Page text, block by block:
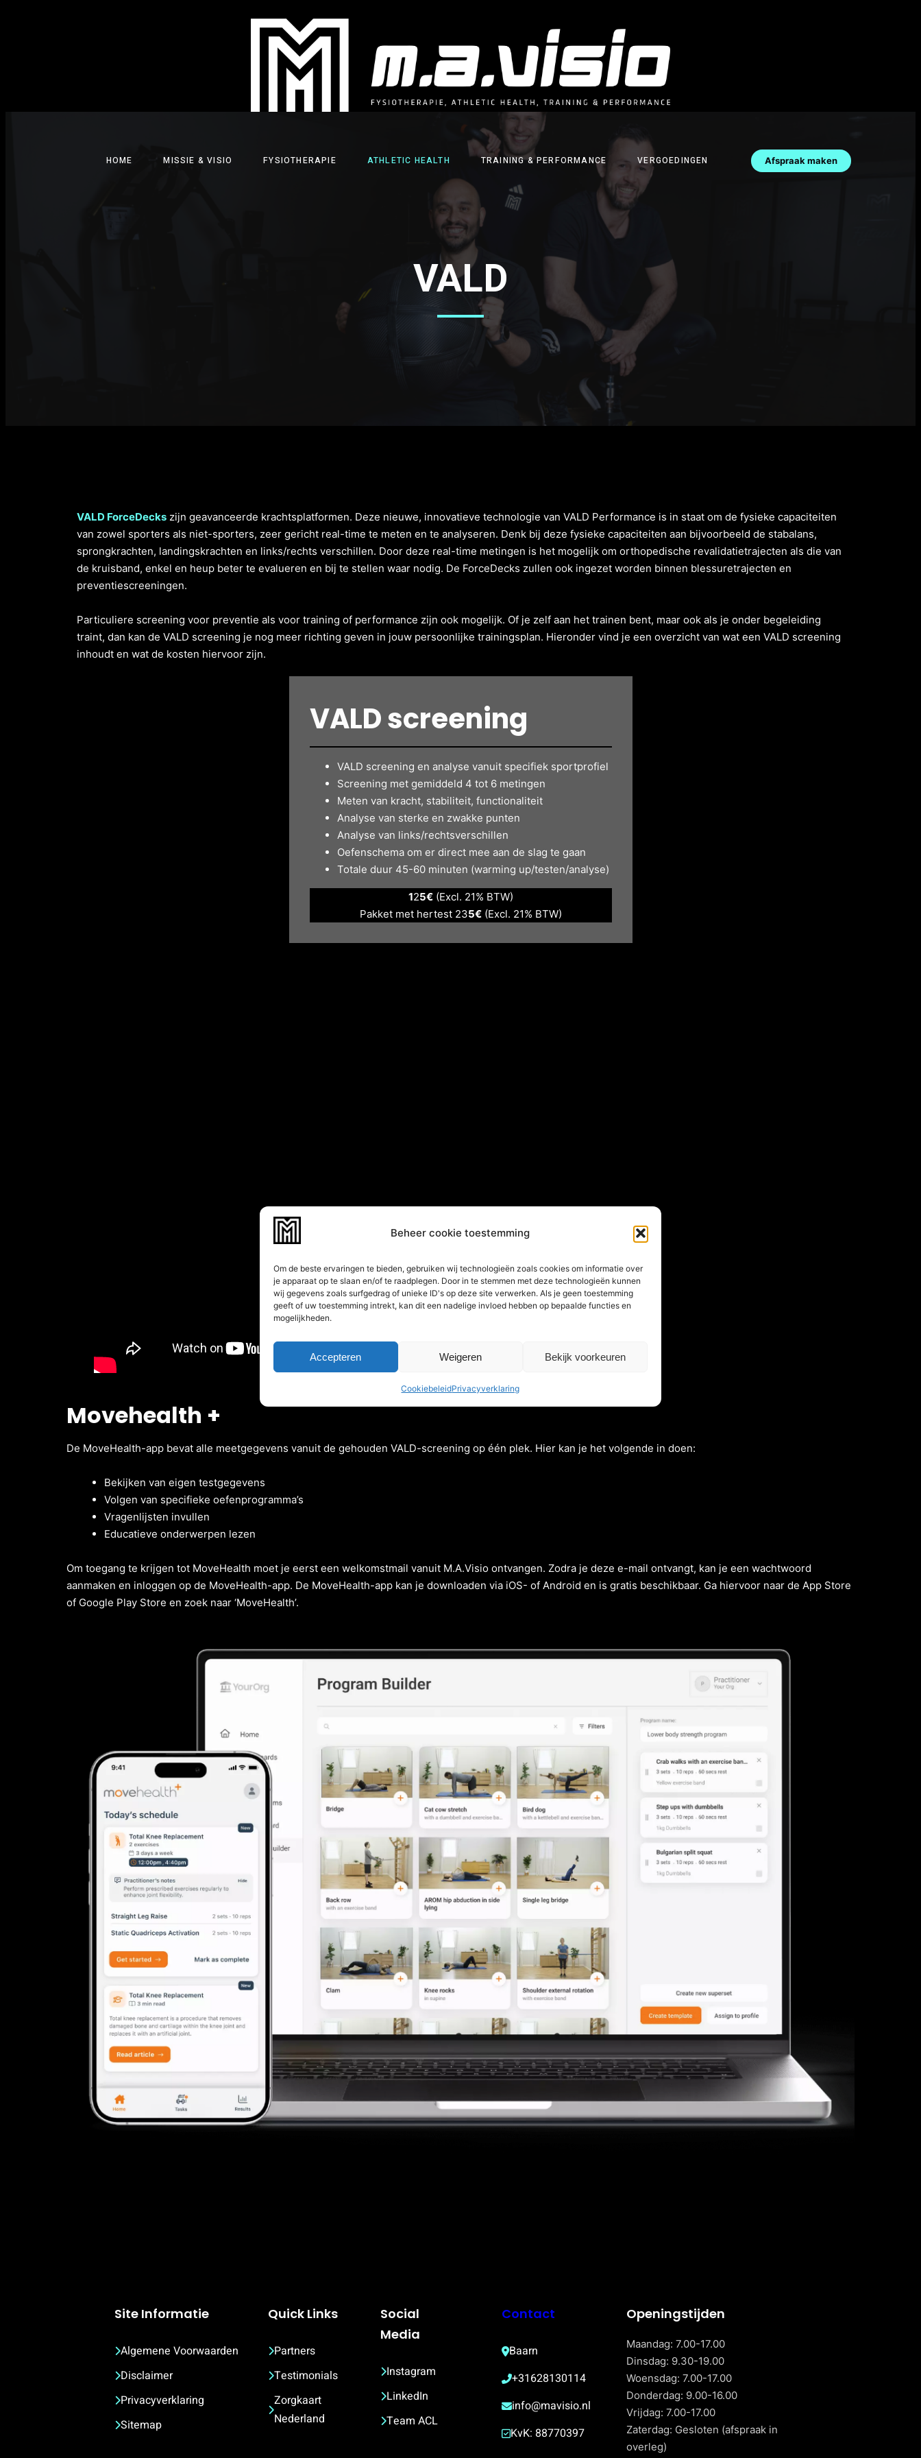
Beheer cookie toestemming
Om de beste ervaringen te bieden, gebruiken wij technologieën zoals cookies om informatie over
je apparaat op te slaan en/of te raadplegen. Door in te stemmen met deze technologieën kunnen
wij gegevens zoals surfgedrag of unieke ID's op deze site verwerken. Als je geen toestemming
geeft of uw toestemming intrekt, kan dit een nadelige invloed hebben op bepaalde functies en
mogelijkheden.
Accepteren Weigeren Bekijk voorkeuren
CookiebeleidPrivacyverklaring
HOME MISSIE & VISIO FYSIOTHERAPIE ATHLETIC HEALTH TRAINING & PERFORMANCE VERGOEDINGEN Afspraak maken
VALD
VALD ForceDecks zijn geavanceerde krachtsplatformen. Deze nieuwe, innovatieve technologie van VALD Performance is in staat om de fysieke capaciteiten
van zowel sporters als niet-sporters, zeer gericht real-time te meten en te analyseren. Denk bij deze fysieke capaciteiten aan bijvoorbeeld de stabalans,
sprongkrachten, landingskrachten en links/rechts verschillen. Door deze real-time metingen is het mogelijk om orthopedische revalidatietrajecten als die van
de kruisband, enkel en heup beter te evalueren en bij te stellen waar nodig. De ForceDecks zullen ook ingezet worden binnen blessuretrajecten en
preventiescreeningen.
Particuliere screening voor preventie als voor training of performance zijn ook mogelijk. Of je zelf aan het trainen bent, maar ook als je onder begeleiding
traint, dan kan de VALD screening je nog meer richting geven in jouw persoonlijke trainingsplan. Hieronder vind je een overzicht van wat een VALD screening
inhoudt en wat de kosten hiervoor zijn.
VALD screening
VALD screening en analyse vanuit specifiek sportprofiel
Screening met gemiddeld 4 tot 6 metingen
Meten van kracht, stabiliteit, functionaliteit
Analyse van sterke en zwakke punten
Analyse van links/rechtsverschillen
Oefenschema om er direct mee aan de slag te gaan
Totale duur 45-60 minuten (warming up/testen/analyse)
125€(Excl. 21% BTW)
Pakket met hertest 235€(Excl. 21% BTW)
Movehealth +
De MoveHealth-app bevat alle meetgegevens vanuit de gehouden VALD-screening op één plek. Hier kan je het volgende in doen:
Bekijken van eigen testgegevens
Volgen van specifieke oefenprogramma’s
Vragenlijsten invullen
Educatieve onderwerpen lezen
Om toegang te krijgen tot MoveHealth moet je eerst een welkomstmail vanuit M.A.Visio ontvangen. Zodra je deze e-mail ontvangt, kan je een wachtwoord
aanmaken en inloggen op de MoveHealth-app. De MoveHealth-app kan je downloaden via iOS- of Android en is gratis beschikbaar. Ga hiervoor naar de App Store
of Google Play Store en zoek naar ‘MoveHealth’.
Site Informatie
Algemene Voorwaarden
Disclaimer
Privacyverklaring
Sitemap
Quick Links
Partners
Testimonials
Zorgkaart
Nederland
Social
Media
Instagram
LinkedIn
Team ACL
Contact
Baarn
+31628130114
info@mavisio.nl
KvK: 88770397
Openingstijden
Maandag: 7.00-17.00
Dinsdag: 9.30-19.00
Woensdag: 7.00-17.00
Donderdag: 9.00-16.00
Vrijdag: 7.00-17.00
Zaterdag: Gesloten (afspraak in
overleg)